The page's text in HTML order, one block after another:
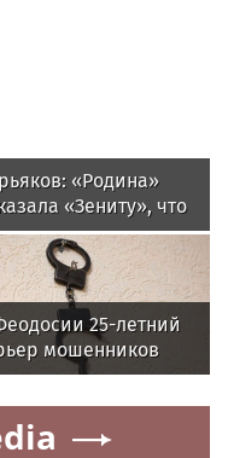
«Родина»
«Зениту», что
бывает так
25-летний
мошенников
у пенсионера
млн рублей